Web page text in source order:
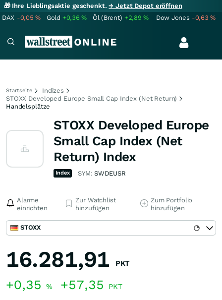
🎁 Ihre Lieblingsaktie geschenkt.→ Jetzt Depot eröffnen
DAX -0,05% Gold +0,36% Öl (Brent) +2,89% Dow Jones -0,63%
Startseite
Indizes
STOXX Developed Europe Small Cap Index (Net Return)
Handelsplätze
STOXX Developed Europe
Small Cap Index (Net
Return) Index
Index SYM:SWDEUSR
Alarme
einrichten
Zur Watchlist
hinzufügen
Zum Portfolio
hinzufügen
STOXX
16.281,91 PKT
+0,35 % +57,35 PKT